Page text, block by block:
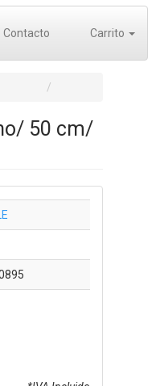
Contacto Carrito
50 cm/